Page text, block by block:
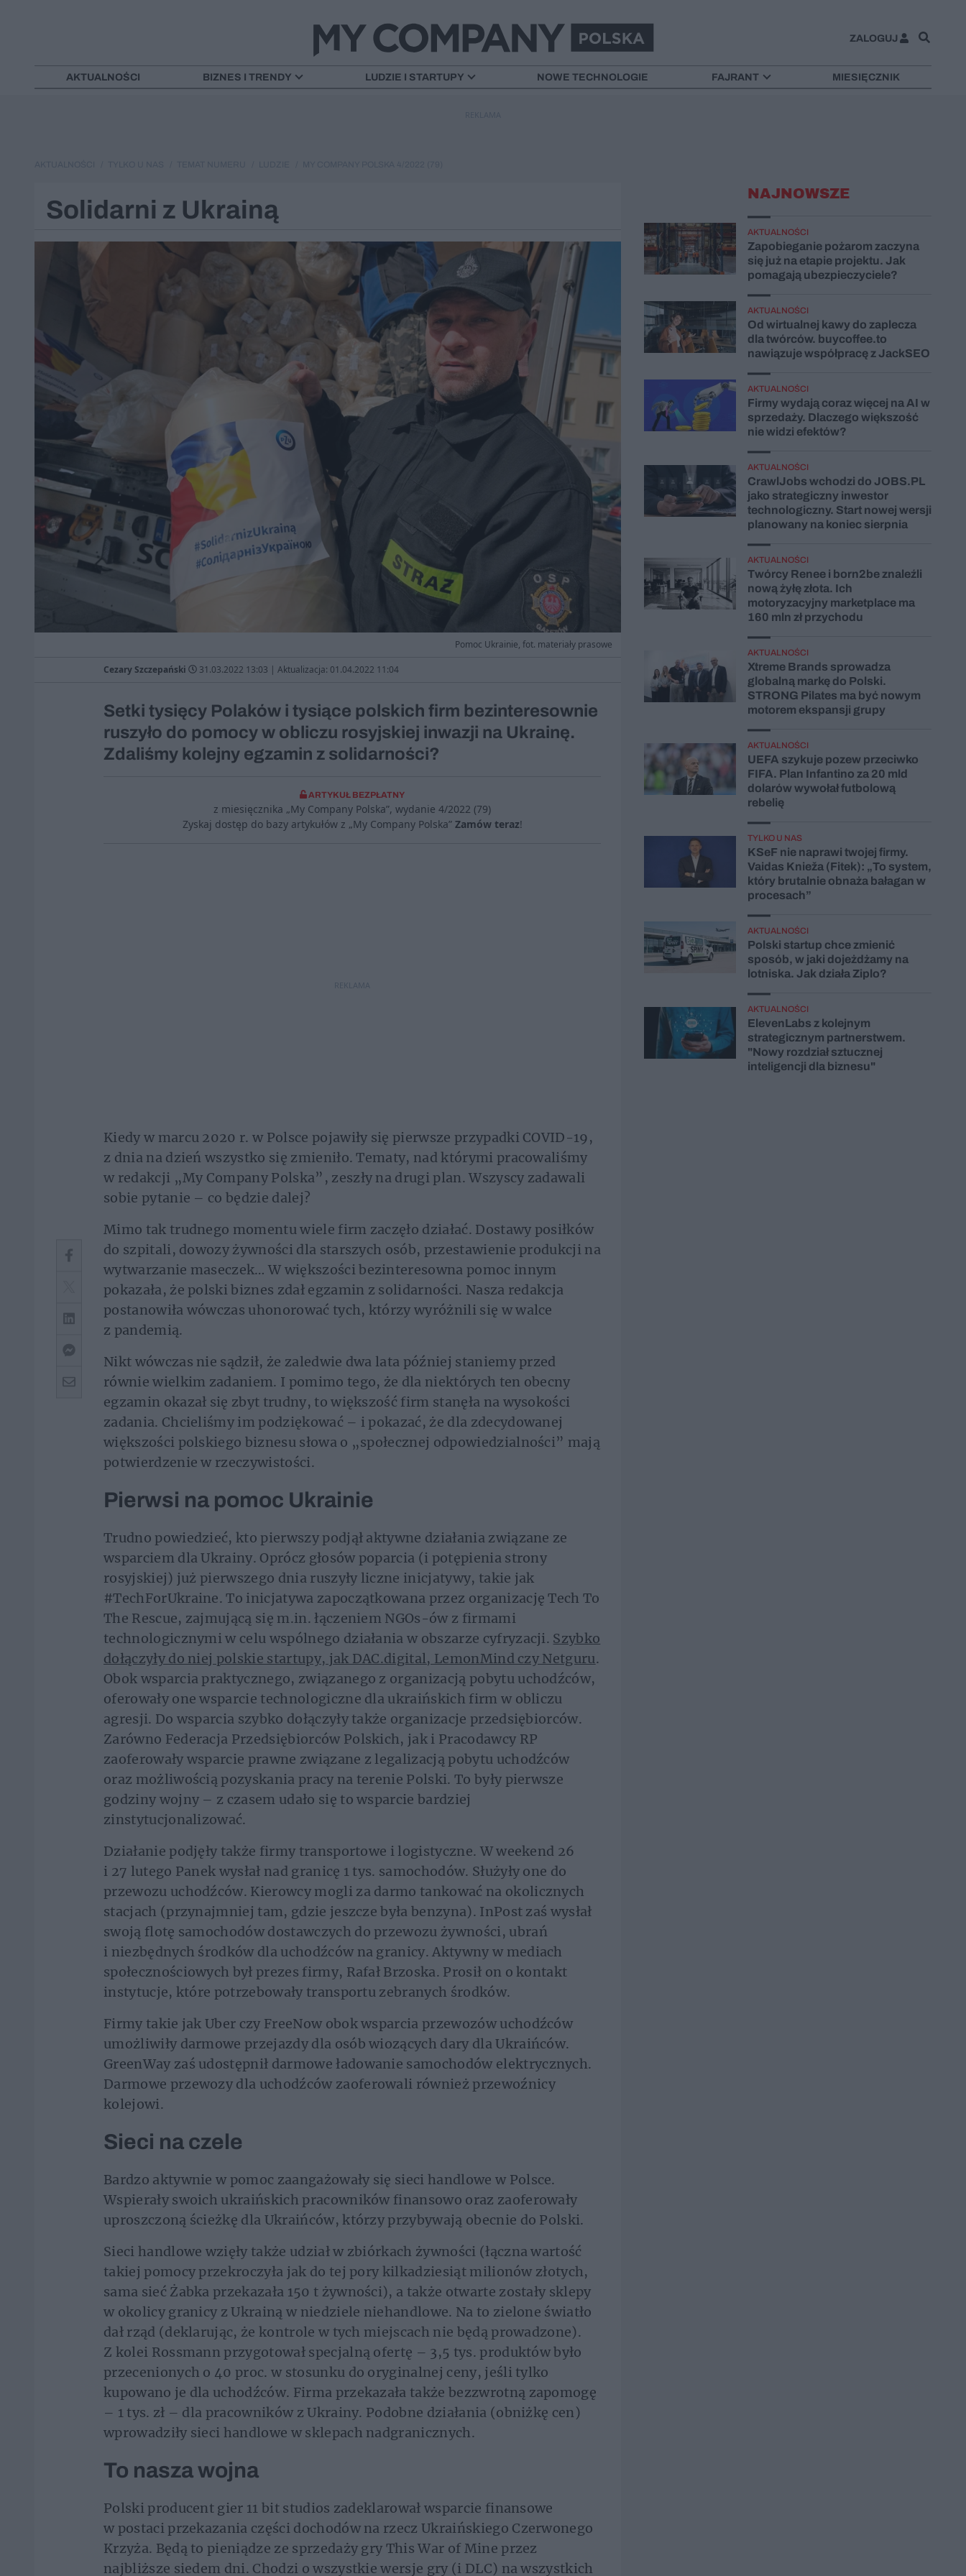
ZALOGUJ
AKTUALNOŚCI BIZNES I TRENDY LUDZIE I STARTUPY NOWE TECHNOLOGIE FAJRANT MIESIĘCZNIK
Solidarni z Ukrainą
Pomoc Ukrainie, fot. materiały prasowe
Cezary Szczepański 31.03.2022 13:03 | Aktualizacja: 01.04.2022 11:04
Setki tysięcy Polaków i tysiące polskich firm bezinteresownie
ruszyło do pomocy w obliczu rosyjskiej inwazji na Ukrainę.
Zdaliśmy kolejny egzamin z solidarności?
ARTYKUŁ BEZPŁATNY
z miesięcznika „My Company Polska”, wydanie 4/2022 (79)
Zyskaj dostęp do bazy artykułów z „My Company Polska” Zamów teraz!
REKLAMA
Kiedy w marcu 2020 r. w Polsce pojawiły się pierwsze przypadki COVID-19,
z dnia na dzień wszystko się zmieniło. Tematy, nad którymi pracowaliśmy
w redakcji „My Company Polska”, zeszły na drugi plan. Wszyscy zadawali
sobie pytanie – co będzie dalej?
Mimo tak trudnego momentu wiele firm zaczęło działać. Dostawy posiłków
do szpitali, dowozy żywności dla starszych osób, przestawienie produkcji na
wytwarzanie maseczek… W większości bezinteresowna pomoc innym
pokazała, że polski biznes zdał egzamin z solidarności. Nasza redakcja
postanowiła wówczas uhonorować tych, którzy wyróżnili się w walce
z pandemią.
Nikt wówczas nie sądził, że zaledwie dwa lata później staniemy przed
równie wielkim zadaniem. I pomimo tego, że dla niektórych ten obecny
egzamin okazał się zbyt trudny, to większość firm stanęła na wysokości
zadania. Chcieliśmy im podziękować – i pokazać, że dla zdecydowanej
większości polskiego biznesu słowa o „społecznej odpowiedzialności” mają
potwierdzenie w rzeczywistości.
Pierwsi na pomoc Ukrainie
Trudno powiedzieć, kto pierwszy podjął aktywne działania związane ze
wsparciem dla Ukrainy. Oprócz głosów poparcia (i potępienia strony
rosyjskiej) już pierwszego dnia ruszyły liczne inicjatywy, takie jak
#TechForUkraine. To inicjatywa zapoczątkowana przez organizację Tech To
The Rescue, zajmującą się m.in. łączeniem NGOs-ów z firmami
technologicznymi w celu wspólnego działania w obszarze cyfryzacji. Szybko
dołączyły do niej polskie startupy, jak DAC.digital, LemonMind czy Netguru.
Obok wsparcia praktycznego, związanego z organizacją pobytu uchodźców,
oferowały one wsparcie technologiczne dla ukraińskich firm w obliczu
agresji. Do wsparcia szybko dołączyły także organizacje przedsiębiorców.
Zarówno Federacja Przedsiębiorców Polskich, jak i Pracodawcy RP
zaoferowały wsparcie prawne związane z legalizacją pobytu uchodźców
oraz możliwością pozyskania pracy na terenie Polski. To były pierwsze
godziny wojny – z czasem udało się to wsparcie bardziej
zinstytucjonalizować.
Działanie podjęły także firmy transportowe i logistyczne. W weekend 26
i 27 lutego Panek wysłał nad granicę 1 tys. samochodów. Służyły one do
przewozu uchodźców. Kierowcy mogli za darmo tankować na okolicznych
stacjach (przynajmniej tam, gdzie jeszcze była benzyna). InPost zaś wysłał
swoją flotę samochodów dostawczych do przewozu żywności, ubrań
i niezbędnych środków dla uchodźców na granicy. Aktywny w mediach
społecznościowych był prezes firmy, Rafał Brzoska. Prosił on o kontakt
instytucje, które potrzebowały transportu zebranych środków.
Firmy takie jak Uber czy FreeNow obok wsparcia przewozów uchodźców
umożliwiły darmowe przejazdy dla osób wiozących dary dla Ukraińców.
GreenWay zaś udostępnił darmowe ładowanie samochodów elektrycznych.
Darmowe przewozy dla uchodźców zaoferowali również przewoźnicy
kolejowi.
Sieci na czele
Bardzo aktywnie w pomoc zaangażowały się sieci handlowe w Polsce.
Wspierały swoich ukraińskich pracowników finansowo oraz zaoferowały
uproszczoną ścieżkę dla Ukraińców, którzy przybywają obecnie do Polski.
Sieci handlowe wzięły także udział w zbiórkach żywności (łączna wartość
takiej pomocy przekroczyła jak do tej pory kilkadziesiąt milionów złotych,
sama sieć Żabka przekazała 150 t żywności), a także otwarte zostały sklepy
w okolicy granicy z Ukrainą w niedziele niehandlowe. Na to zielone światło
dał rząd (deklarując, że kontrole w tych miejscach nie będą prowadzone).
Z kolei Rossmann przygotował specjalną ofertę – 3,5 tys. produktów było
przecenionych o 40 proc. w stosunku do oryginalnej ceny, jeśli tylko
kupowano je dla uchodźców. Firma przekazała także bezzwrotną zapomogę
– 1 tys. zł – dla pracowników z Ukrainy. Podobne działania (obniżkę cen)
wprowadziły sieci handlowe w sklepach nadgranicznych.
To nasza wojna
Polski producent gier 11 bit studios zadeklarował wsparcie finansowe
w postaci przekazania części dochodów na rzecz Ukraińskiego Czerwonego
Krzyża. Będą to pieniądze ze sprzedaży gry This War of Mine przez
najbliższe siedem dni. Chodzi o wszystkie wersje gry (i DLC) na wszystkich
NAJNOWSZE
AKTUALNOŚCI
Zapobieganie pożarom zaczyna
się już na etapie projektu. Jak
pomagają ubezpieczyciele?
AKTUALNOŚCI
Od wirtualnej kawy do zaplecza
dla twórców. buycoffee.to
nawiązuje współpracę z JackSEO
AKTUALNOŚCI
Firmy wydają coraz więcej na AI w
sprzedaży. Dlaczego większość
nie widzi efektów?
AKTUALNOŚCI
CrawlJobs wchodzi do JOBS.PL
jako strategiczny inwestor
technologiczny. Start nowej wersji
planowany na koniec sierpnia
AKTUALNOŚCI
Twórcy Renee i born2be znaleźli
nową żyłę złota. Ich
motoryzacyjny marketplace ma
160 mln zł przychodu
AKTUALNOŚCI
Xtreme Brands sprowadza
globalną markę do Polski.
STRONG Pilates ma być nowym
motorem ekspansji grupy
AKTUALNOŚCI
UEFA szykuje pozew przeciwko
FIFA. Plan Infantino za 20 mld
dolarów wywołał futbolową
rebelię
TYLKO U NAS
KSeF nie naprawi twojej firmy.
Vaidas Knieža (Fitek): „To system,
który brutalnie obnaża bałagan w
procesach”
AKTUALNOŚCI
Polski startup chce zmienić
sposób, w jaki dojeżdżamy na
lotniska. Jak działa Ziplo?
AKTUALNOŚCI
ElevenLabs z kolejnym
strategicznym partnerstwem.
"Nowy rozdział sztucznej
inteligencji dla biznesu"